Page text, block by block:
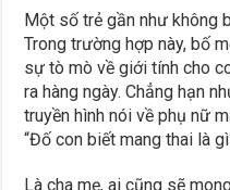
Một số trẻ gần như không
Trong trường hợp này, bố
sự tò mò về giới tính cho
ra hàng ngày. Chẳng hạn
truyền hình nói về phụ nữ
“Đố con biết mang thai là
Là cha mẹ, ai cũng sẽ